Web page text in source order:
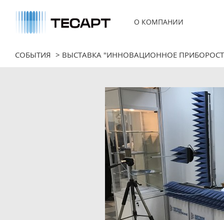
О КОМПАНИИ
Заказчики
Охрана труда
СОБЫТИЯ > ВЫСТАВКА "ИННОВАЦИОННОЕ